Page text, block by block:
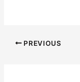
PREVIOUS